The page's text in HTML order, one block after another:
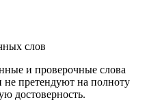
слов
и проверочные слова
претендуют на полноту
достоверность.